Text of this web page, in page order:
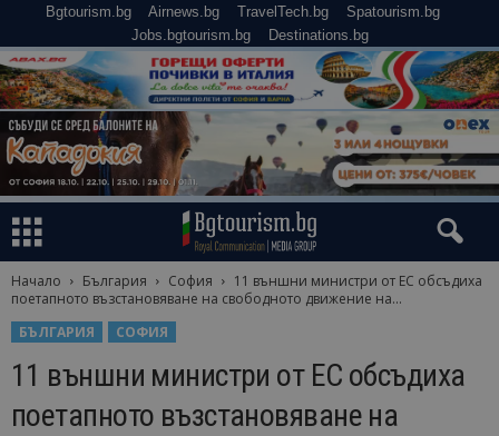
Bgtourism.bg Airnews.bg TravelTech.bg
Spatourism.bg
Jobs.bgtourism.bg
Destinations.bg
Начало България София
11 външни министри от ЕС обсъдиха
поетапното възстановяване на свободното движение на...
БЪЛГАРИЯ
СОФИЯ
11 външни министри от ЕС обсъдиха
поетапното възстановяване на